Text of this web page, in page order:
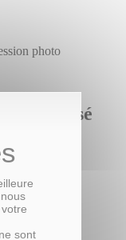
sont
photo
intéressé